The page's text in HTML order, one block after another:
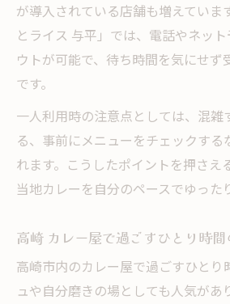
が導入されている店舗も増えていま
とライス 与平」では、電話やネッ
ウトが可能で、待ち時間を気にせ
です。
一人利用時の注意点としては、混雑
る、事前にメニューをチェックする
れます。こうしたポイントを押さえ
当地カレーを自分のペースでゆった
高崎 カレー屋で過ごすひとり時間
高崎市内のカレー屋で過ごすひとり
ュや自分磨きの場としても人気があ